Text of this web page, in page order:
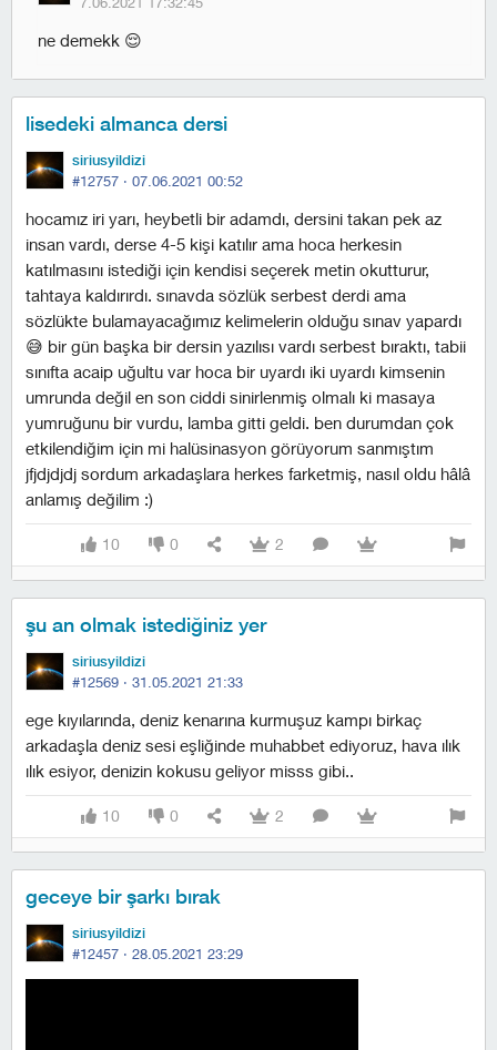
ne demekk 😌
lisedeki almanca dersi
siriusyildizi
#12757 · 07.06.2021 00:52
hocamız iri yarı, heybetli bir adamdı, dersini takan pek az
insan vardı, derse 4-5 kişi katılır ama hoca herkesin
katılmasını istediği için kendisi seçerek metin okutturur,
tahtaya kaldırırdı. sınavda sözlük serbest derdi ama
sözlükte bulamayacağımız kelimelerin olduğu sınav yapardı
😅 bir gün başka bir dersin yazılısı vardı serbest bıraktı, tabii
sınıfta acaip uğultu var hoca bir uyardı iki uyardı kimsenin
umrunda değil en son ciddi sinirlenmiş olmalı ki masaya
yumruğunu bir vurdu, lamba gitti geldi. ben durumdan çok
etkilendiğim için mi halüsinasyon görüyorum sanmıştım
jfjdjdjdj sordum arkadaşlara herkes farketmiş, nasıl oldu hâlâ
anlamış değilim :)
10 0 2
şu an olmak istediğiniz yer
siriusyildizi
#12569 · 31.05.2021 21:33
ege kıyılarında, deniz kenarına kurmuşuz kampı birkaç
arkadaşla deniz sesi eşliğinde muhabbet ediyoruz, hava ılık
ılık esiyor, denizin kokusu geliyor misss gibi..
10 0 2
geceye bir şarkı bırak
siriusyildizi
#12457 · 28.05.2021 23:29